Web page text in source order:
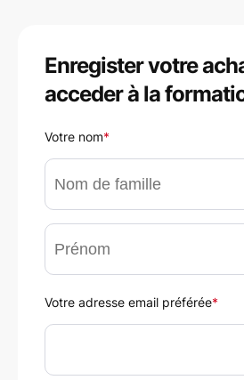
Enregister votre
acceder à la
Votre nom*
Votre adresse email préférée*